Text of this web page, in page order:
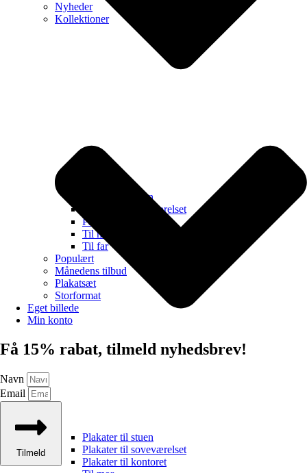
Nyheder
Kollektioner
Plakater til stuen
Plakater til soveværelset
Plakater til kontoret
Plakater til stuen
Plakater til soveværelset
Plakater til kontoret
Til mor
Til far
Populært
Månedens tilbud
Plakatsæt
Storformat
Eget billede
Min konto
Få 15% rabat, tilmeld nyhedsbrev!
Navn
Email
Tilmeld